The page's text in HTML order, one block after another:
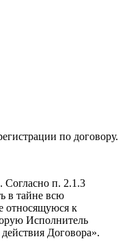
по договору.
Согласно п. 2.1.3
в тайне всю
относящуюся к
Исполнитель
Договора».